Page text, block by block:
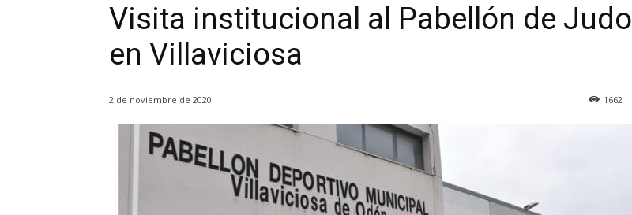
Visita institucional al Pabellón de Judo
en Villaviciosa
2 de noviembre de 2020 1662